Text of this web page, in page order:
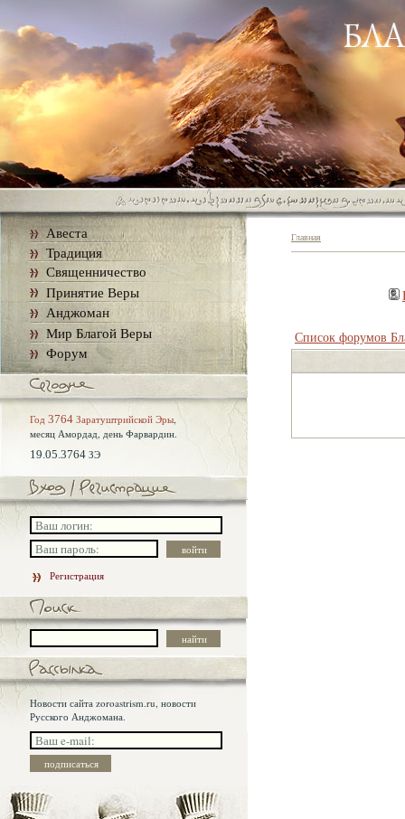
Авеста
Традиция
Священничество
Принятие Веры
Анджоман
Мир Благой Веры
Форум
Год 3764 Заратуштрийской Эры,
месяц Амордад, день Фарвардин.
19.05.3764 ЗЭ
Регистрация
Новости сайта zoroastrism.ru, новости
Русского Анджомана.
Главная
Список форумов